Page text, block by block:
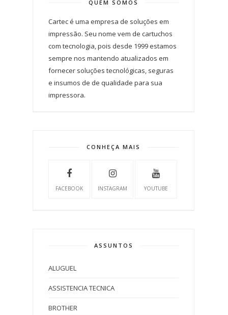
QUEM SOMOS
Cartec é uma empresa de soluções em
impressão. Seu nome vem de cartuchos
com tecnologia, pois desde 1999 estamos
sempre nos mantendo atualizados em
fornecer soluções tecnológicas, seguras
e insumos de de qualidade para sua
impressora.
CONHEÇA MAIS
FACEBOOK INSTAGRAM YOUTUBE
ASSUNTOS
ALUGUEL
ASSISTENCIA TECNICA
BROTHER